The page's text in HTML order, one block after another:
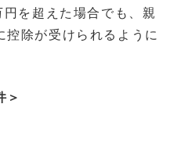
を超えた場合でも、親
除が受けられるように
＞